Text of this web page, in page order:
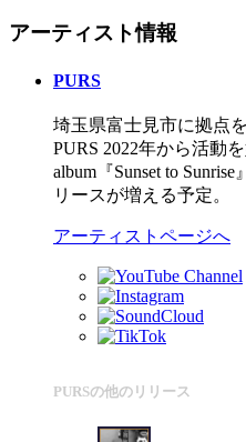
アーティスト情報
PURS
埼玉県富士見市に拠点
PURS 2022年から活動
album『Sunset to
リースが増える予定。
アーティストページへ
PURSの他のリリース